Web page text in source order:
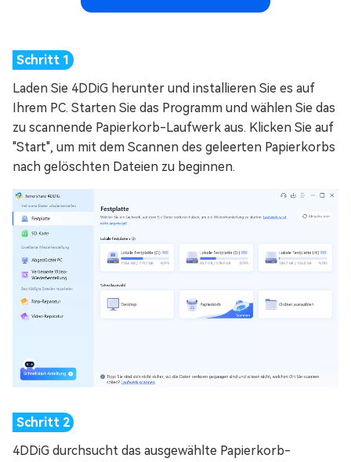
Laden Sie 4DDiG herunter und installieren Sie es auf
Ihrem PC. Starten Sie das Programm und wählen Sie das
zu scannende Papierkorb-Laufwerk aus. Klicken Sie auf
"Start", um mit dem Scannen des geleerten Papierkorbs
nach gelöschten Dateien zu beginnen.
4DDiG durchsucht das ausgewählte Papierkorb-